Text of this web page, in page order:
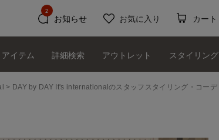
お知らせ
2
お気に入り カート
アイテム 詳細検索 アウトレット スタイリング
DAY by DAY It's internationalのスタッフスタイリング・コーデ